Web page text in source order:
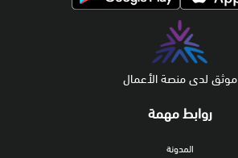
روابط مهمة
المدونة
موثق لدى منصة الأعمال